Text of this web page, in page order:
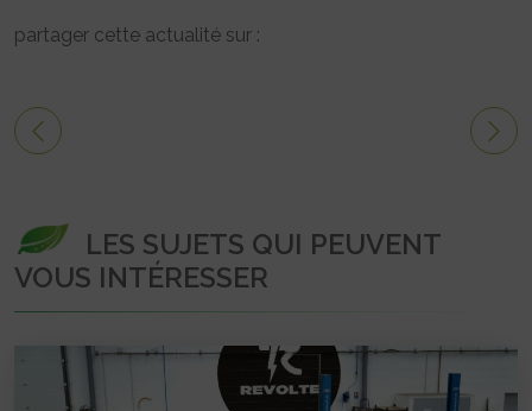
partager cette actualité sur :
LES SUJETS QUI PEUVENT
VOUS INTÉRESSER